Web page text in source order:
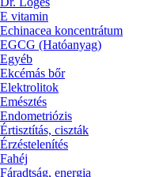
E vitamin
Echinacea koncentrátum
EGCG (Hatóanyag)
Egyéb
Ekcémás bőr
Elektrolitok
Emésztés
Endometriózis
Értisztítás, ciszták
Érzéstelenítés
Fahéj
Fáradtság, energia